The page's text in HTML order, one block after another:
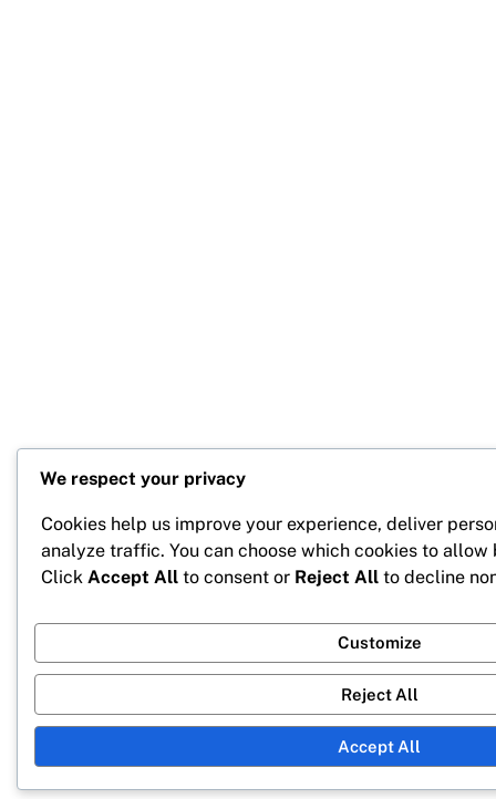
We respect your privacy
Cookies help us improve your experience, deliver
analyze traffic. You can choose which cookies to
Click Accept All to consent or Reject All to decline
Customize
Reject All
Accept All